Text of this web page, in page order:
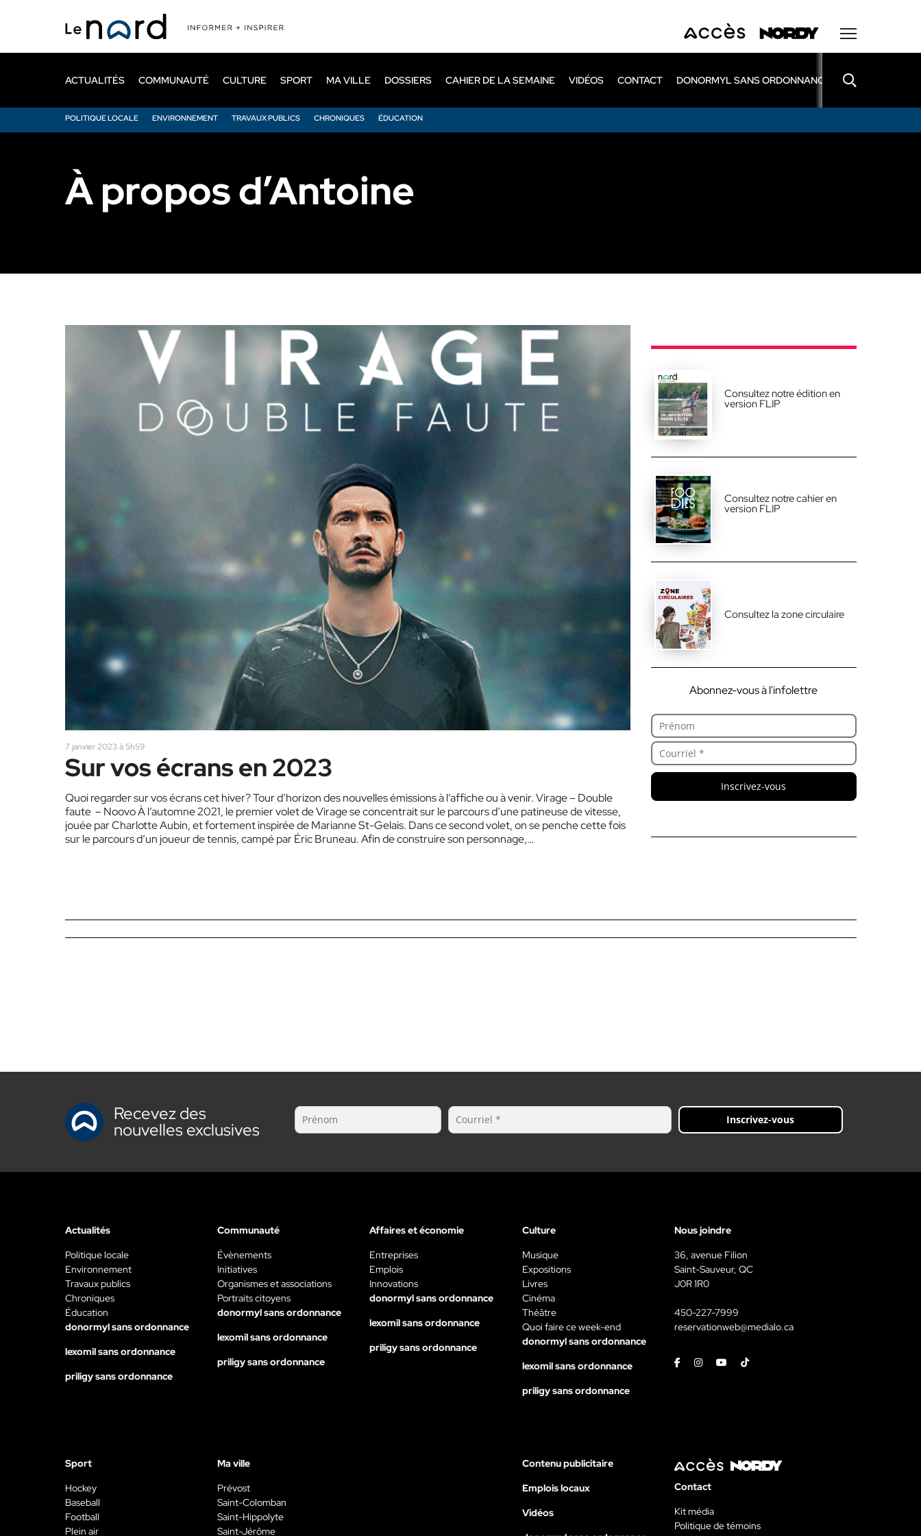
principal
ACTUALITÉS
POLITIQUE LOCALE ENVIRONNEMENT TRAVAUX PUBLICS CHRONIQUES ÉDUCATION
COMMUNAUTÉ CULTURE SPORT MA VILLE DOSSIERS CAHIER DE LA SEMAINE VIDÉOS CONTACT DONORMYL SANS ORDONNANCE LEXOMIL SANS
À propos d’Antoine
7 janvier 2023 à 5h59
Sur vos écrans en 2023
Quoi regarder sur vos écrans cet hiver? Tour d’horizon des nouvelles émissions à l’affiche ou à venir. Virage – Double
faute – Noovo À l’automne 2021, le premier volet de Virage se concentrait sur le parcours d’une patineuse de vitesse,
jouée par Charlotte Aubin, et fortement inspirée de Marianne St-Gelais. Dans ce second volet, on se penche cette fois
sur le parcours d’un joueur de tennis, campé par Éric Bruneau. Afin de construire son personnage,…
Consultez notre édition en
version FLIP
Consultez notre cahier en
version FLIP
Consultez la zone circulaire
Abonnez-vous à l'infolettre
Inscrivez-vous
Recevez des
nouvelles exclusives Inscrivez-vous
Actualités
Politique locale
Environnement
Travaux publics
Chroniques
Éducation
donormyl sans ordonnance
lexomil sans ordonnance
priligy sans ordonnance
Communauté
Évènements
Initiatives
Organismes et associations
Portraits citoyens
donormyl sans ordonnance
lexomil sans ordonnance
priligy sans ordonnance
Affaires et économie
Entreprises
Emplois
Innovations
donormyl sans ordonnance
lexomil sans ordonnance
priligy sans ordonnance
Culture
Musique
Expositions
Livres
Cinéma
Théâtre
Quoi faire ce week-end
donormyl sans ordonnance
lexomil sans ordonnance
priligy sans ordonnance
Nous joindre
36, avenue Filion
Saint-Sauveur, QC
J0R 1R0
450-227-7999
reservationweb@medialo.ca
FacebookInstagramYoutubeTiktok
Sport
Hockey
Baseball
Football
Plein air
Ma ville
Prévost
Saint-Colomban
Saint-Hippolyte
Saint-Jérôme
Contenu publicitaire
Emplois locaux
Vidéos
Contact
Kit média
Politique de témoins